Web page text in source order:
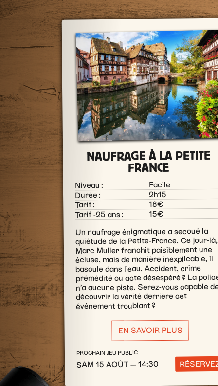
NAUFRAGE À LA PETITE
FRANCE
Niveau : Facile
Durée : 2h15
Tarif : 18€
Tarif -25 ans : 15€
Un naufrage énigmatique a secoué la
quiétude de la Petite-France. Ce jour-là,
Marc Muller franchit paisiblement une
écluse, mais de manière inexplicable, il
bascule dans l’eau. Accident, crime
prémédité ou acte désespéré ? La
n’a aucune piste. Serez-vous capable
découvrir la vérité derrière cet
événement troublant ?
EN SAVOIR PLUS
PROCHAIN JEU PUBLIC
SAM 15 AOÛT — 14:30